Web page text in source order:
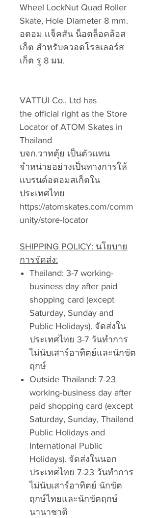
Wheel LockNut Quad Roller
Skate, Hole Diameter 8 mm.
อตอม เเจ็คสัน น็อตล็อคล้อส
เก็ต สำหรับควอดโรลเลอร์ส
เก็ต รู 8 มม.
VATTUI Co., Ltd has
the official right as the Store
Locator of ATOM Skates in
Thailand
บจก.วาทตุ้ย เป็นตัวเเทน
จำหน่ายอย่างเป็นทางการให้
เเบรนด์อตอมสเก็ตใน
ประเทศไทย
https://atomskates.com/comm
unity/store-locator
SHIPPING POLICY: นโยบาย
การจัดส่ง:
Thailand: 3-7 working-
business day after paid
shopping card (except
Saturday, Sunday and
Public Holidays). จัดส่งใน
ประเทศไทย 3-7 วันทำการ
ไม่นับเสาร์อาทิตย์และนักขัต
ฤกษ์
Outside Thailand: 7-23
working-business day after
paid shopping card (except
Saturday, Sunday, Thailand
Public Holidays and
International Public
Holidays). จัดส่งในนอก
ประเทศไทย 7-23 วันทำการ
ไม่นับเสาร์อาทิตย์ นักขัต
ฤกษ์ไทยและนักขัตฤกษ์
นานาชาติ